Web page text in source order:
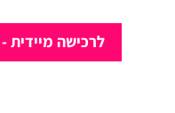
היה:
₪69.00.
הוא:
כמות
של
לרכישה מיידית